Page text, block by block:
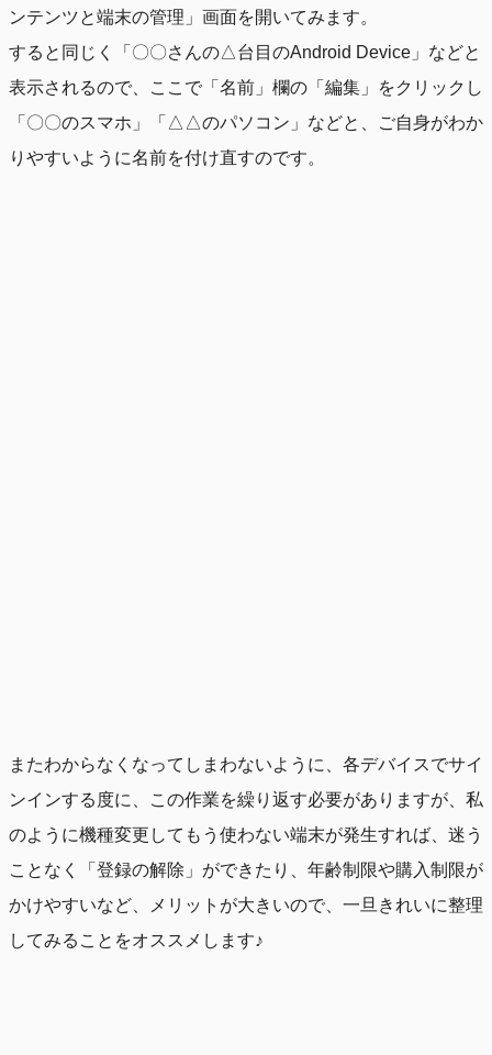
ンテンツと端末の管理」画面を開いてみます。
すると同じく「〇〇さんの△台目のAndroid Device」などと
表示されるので、ここで「名前」欄の「編集」をクリックし
「〇〇のスマホ」「△△のパソコン」などと、ご自身がわか
りやすいように名前を付け直すのです。
またわからなくなってしまわないように、各デバイスでサイ
ンインする度に、この作業を繰り返す必要がありますが、私
のように機種変更してもう使わない端末が発生すれば、迷う
ことなく「登録の解除」ができたり、年齢制限や購入制限が
かけやすいなど、メリットが大きいので、一旦きれいに整理
してみることをオススメします♪